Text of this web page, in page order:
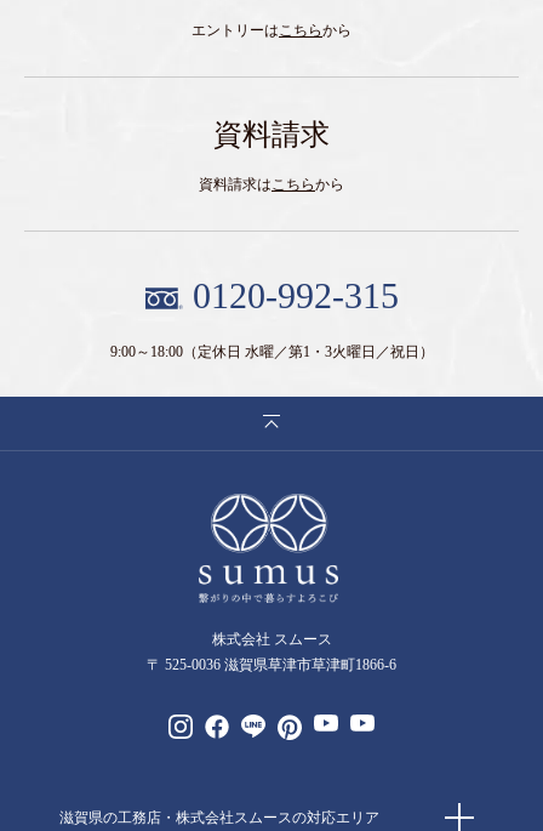
エントリーはこちらから
資料請求
資料請求はこちらから
0120-992-315
9:00～18:00（定休日 水曜／第1・3火曜日／祝日）
株式会社 スムース
〒 525-0036 滋賀県草津市草津町1866-6
滋賀県の工務店・株式会社スムースの対応エリア